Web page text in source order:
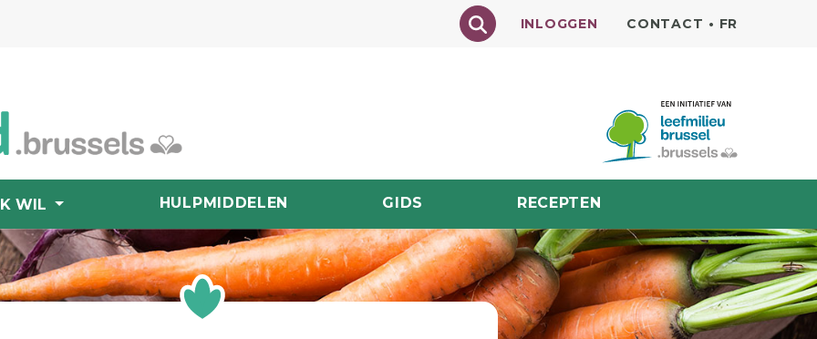
Texte à rechercher
INLOGGEN CONTACT • FR
IK WIL HULPMIDDELEN GIDS RECEPTEN